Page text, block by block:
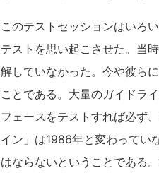
このテストセッションはいろ
テストを思い起こさせた。当
解していなかった。今や彼ら
ことである。大量のガイドラ
フェースをテストすれば必ず
イン」は1986年と変わってい
はならないということである